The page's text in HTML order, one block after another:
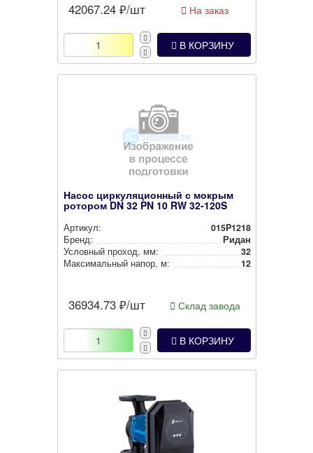
42067.24 ₽/шт На заказ
В КОРЗИНУ
Насос циркуляционный с мокрым
ротором DN 32 PN 10 RW 32-120S
Артикул:
015P1218
Бренд:
Ридан
Условный проход, мм:
32
Мак­си­маль­ный напор, м:
12
36934.73 ₽/шт Склад завода
В КОРЗИНУ